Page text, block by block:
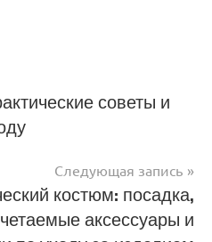
советы и
Следующая запись
костюм: посадка,
аксессуары и